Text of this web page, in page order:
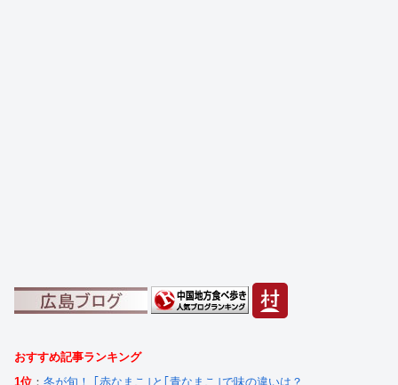
おすすめ記事ランキング
1位 ： 冬が旬！ ｢赤なまこ｣と｢青なまこ｣で味の違いは？